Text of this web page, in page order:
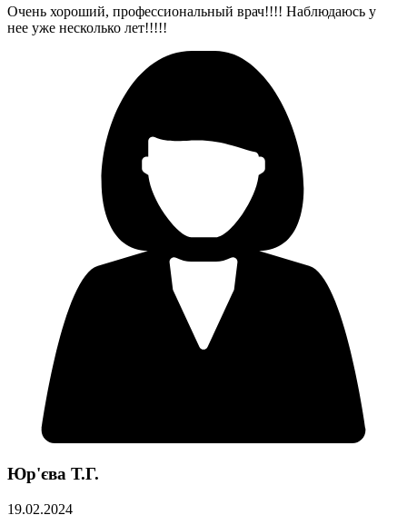
Очень хороший, профессиональный врач!!!! Наблюдаюсь у
нее уже несколько лет!!!!!
Юр'єва Т.Г.
19.02.2024